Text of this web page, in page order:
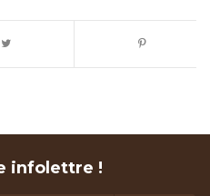
infolettre !